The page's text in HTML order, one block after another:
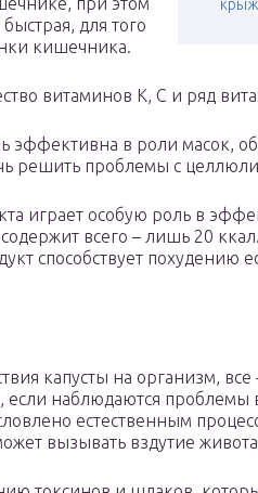
для того
кишечника.
витаминов К, С и ряд
эффективна в роли масок,
решить проблемы с
играет особую роль в
всего – лишь 20
способствует похудению
капусты на организм,
если наблюдаются проблемы
естественным
вызывать вздутие живота